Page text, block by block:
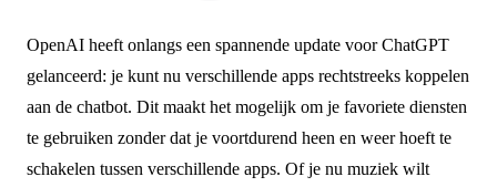
OpenAI heeft onlangs een spannende update voor ChatGPT
gelanceerd: je kunt nu verschillende apps rechtstreeks koppelen
aan de chatbot. Dit maakt het mogelijk om je favoriete diensten
te gebruiken zonder dat je voortdurend heen en weer hoeft te
schakelen tussen verschillende apps. Of je nu muziek wilt